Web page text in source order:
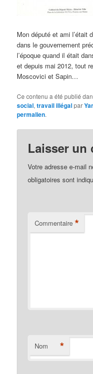
Mon député et ami l’était
dans le gouvernement
l’époque quand il était
et depuis mai 2012, tout
Moscovici et Sapin…
Ce contenu a été publié
social,travail illégalpar
permalien.
Laisser un
Votre adresse e-mail
obligatoires sont
Commentaire *
Nom *